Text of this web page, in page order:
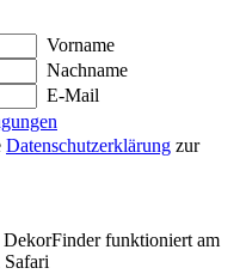
Vorname
Nachname
E-Mail
Datenschutzerklärung zur
funktioniert am
Safari